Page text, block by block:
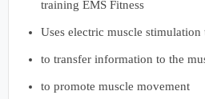
training EMS Fitness
Uses electric muscle
to transfer information to the
to promote muscle movement